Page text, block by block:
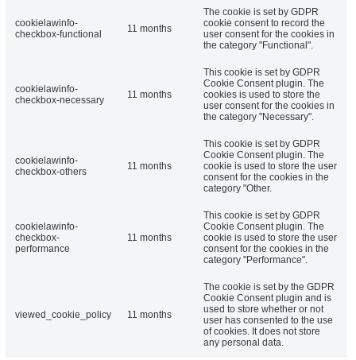
cookielawinfo-
checkbox-functional
11 months
The cookie is set by GDPR
cookie consent to record the
user consent for the cookies in
the category "Functional".
cookielawinfo-
checkbox-necessary
11 months
This cookie is set by GDPR
Cookie Consent plugin. The
cookies is used to store the
user consent for the cookies in
the category "Necessary".
cookielawinfo-
checkbox-others
11 months
This cookie is set by GDPR
Cookie Consent plugin. The
cookie is used to store the user
consent for the cookies in the
category "Other.
cookielawinfo-
checkbox-
performance
11 months
This cookie is set by GDPR
Cookie Consent plugin. The
cookie is used to store the user
consent for the cookies in the
category "Performance".
viewed_cookie_policy 11 months
The cookie is set by the GDPR
Cookie Consent plugin and is
used to store whether or not
user has consented to the use
of cookies. It does not store
any personal data.